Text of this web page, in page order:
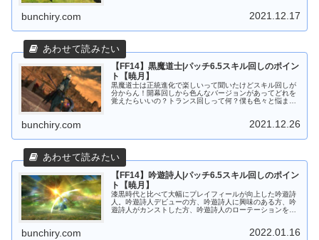
bunchiry.com 2021.12.17
【FF14】黒魔道士|パッチ6.5スキル回しのポイン
ト【暁月】
黒魔道士は正統進化で楽しいって聞いたけどスキル回しが
分からん！開幕回しから色んなバージョンがあってどれを
覚えたらいいの？トランス回しって何？僕も色々と悩まさ
bunchiry.com 2021.12.26
【FF14】吟遊詩人|パッチ6.5スキル回しのポイン
ト【暁月】
漆黒時代と比べて大幅にプレイフィールが向上した吟遊詩
人。吟遊詩人デビューの方、吟遊詩人に興味のある方、吟
遊詩人がカンストした方、吟遊詩人のローテーションを知
bunchiry.com 2022.01.16